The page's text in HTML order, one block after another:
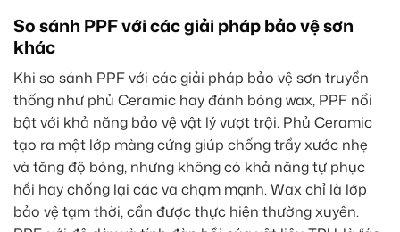
So sánh PPF với các giải pháp bảo vệ sơn
khác
Khi so sánh PPF với các giải pháp bảo vệ sơn truyền
thống như phủ Ceramic hay đánh bóng wax, PPF nổi
bật với khả năng bảo vệ vật lý vượt trội. Phủ Ceramic
tạo ra một lớp màng cứng giúp chống trầy xước nhẹ
và tăng độ bóng, nhưng không có khả năng tự phục
hồi hay chống lại các va chạm mạnh. Wax chỉ là lớp
bảo vệ tạm thời, cần được thực hiện thường xuyên.